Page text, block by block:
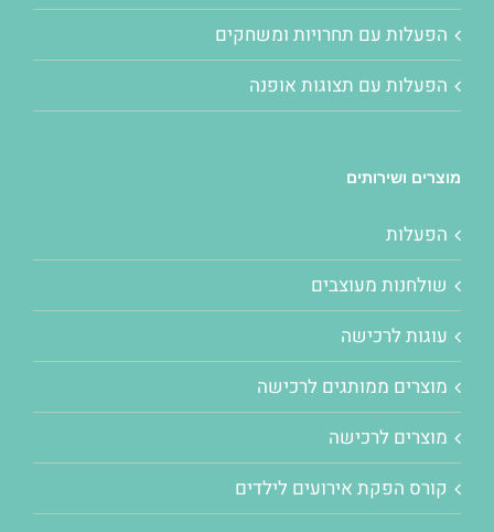
הפעלות עם תחרויות ומשחקים
הפעלות עם תצוגות אופנה
מוצרים ושירותים
הפעלות
שולחנות מעוצבים
עוגות לרכישה
מוצרים ממותגים לרכישה
מוצרים לרכישה
קורס הפקת אירועים לילדים